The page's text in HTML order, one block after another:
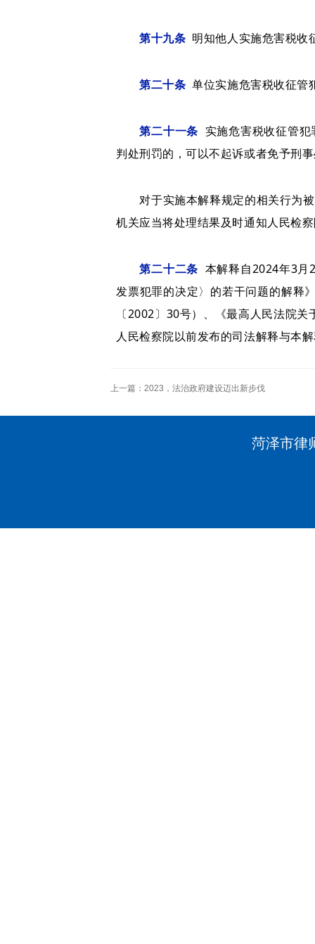
第十九条 明知他人实施危害税收
第二十条 单位实施危害税收征管
第二十一条 实施危害税收征管
判处刑罚的，可以不起诉或者免予刑
对于实施本解释规定的相关行为被
机关应当将处理结果及时通知人民检
第二十二条 本解释自2024年3月
发票犯罪的决定〉的若干问题的解释
〔2002〕30号）、《最高人民法院
人民检察院以前发布的司法解释与本
上一篇： 2023，法治政府建设迈出新步伐
菏泽市律